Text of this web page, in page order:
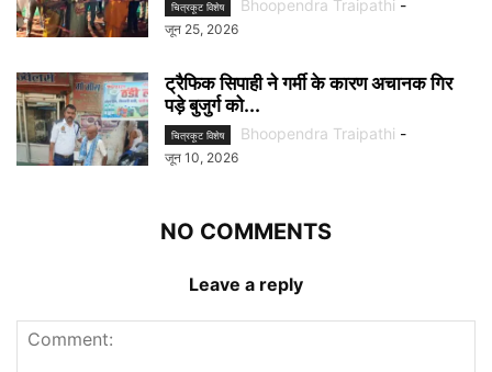
चित्रकूट विशेष Bhoopendra Traipathi -
जून 25, 2026
ट्रैफिक सिपाही ने गर्मी के कारण अचानक गिर
पड़े बुजुर्ग को...
चित्रकूट विशेष Bhoopendra Traipathi -
जून 10, 2026
NO COMMENTS
Leave a reply